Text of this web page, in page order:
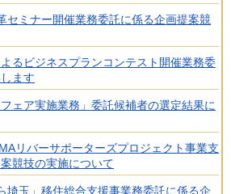
セミナー開催業務委託に係る企画提案競
よるビジネスプランコンテスト開催業務委
ます
フェア実施業務」委託候補者の選定結果に
リバーサポーターズプロジェクト事業支
競技の実施について
埼玉」移住総合支援事業務委託に係る企